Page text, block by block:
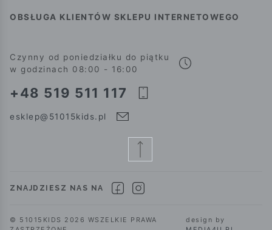
OBSŁUGA KLIENTÓW SKLEPU INTERNETOWEGO
Czynny od poniedziałku do piątku
w godzinach 08:00 - 16:00
+48 519 511 117
esklep@51015kids.pl
ZNAJDZIESZ NAS NA
© 51015KIDS 2026 WSZELKIE PRAWA
design by